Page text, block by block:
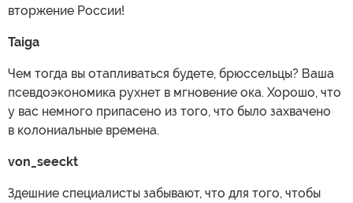
вторжение России!
Taiga
Чем тогда вы отапливаться будете, брюссельцы? Ваша
псевдоэкономика рухнет в мгновение ока. Хорошо, что
у вас немного припасено из того, что было захвачено
в колониальные времена.
von_seeckt
Здешние специалисты забывают, что для того, чтобы